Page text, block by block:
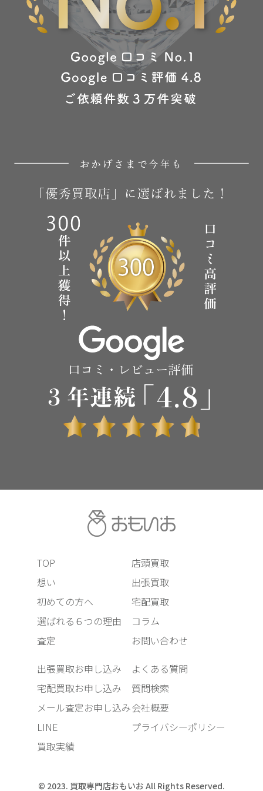
TOP
想い
初めての方へ
選ばれる６つの理由
査定
店頭買取
出張買取
宅配買取
コラム
お問い合わせ
出張買取お申し込み
宅配買取お申し込み
メール査定お申し込み
LINE
買取実績
よくある質問
質問検索
会社概要
プライバシーポリシー
© 2023. 買取専門店おもいお All Rights Reserved.